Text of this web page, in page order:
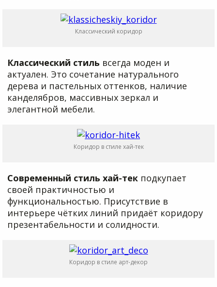
Классический коридор
Классический стиль всегда моден и
актуален. Это сочетание натурального
дерева и пастельных оттенков, наличие
канделябров, массивных зеркал и
элегантной мебели.
Коридор в стиле хай-тек
Современный стиль хай-тек подкупает
своей практичностью и
функциональностью. Присутствие в
интерьере чётких линий придаёт коридору
презентабельности и солидности.
Коридор в стиле арт-декор